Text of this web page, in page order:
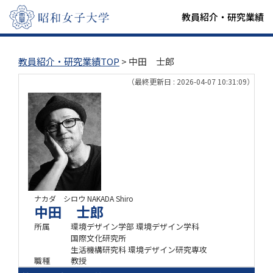
教員紹介・研究業績
教員紹介・研究業績TOP > 中田 士郎
（最終更新日 : 2026-04-07 10:31:09）
ナカダ シロウ NAKADA Shiro
中田 士郎
所属
環境デザイン学部 環境デザイン学科
国際文化研究所
生活機構研究科 環境デザイン研究専攻
職種
教授